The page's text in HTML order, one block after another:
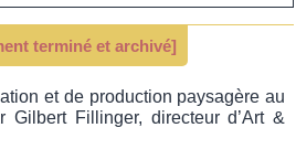
terminé et archivé]
et de production paysagère au
Gilbert Fillinger, directeur d’Art &